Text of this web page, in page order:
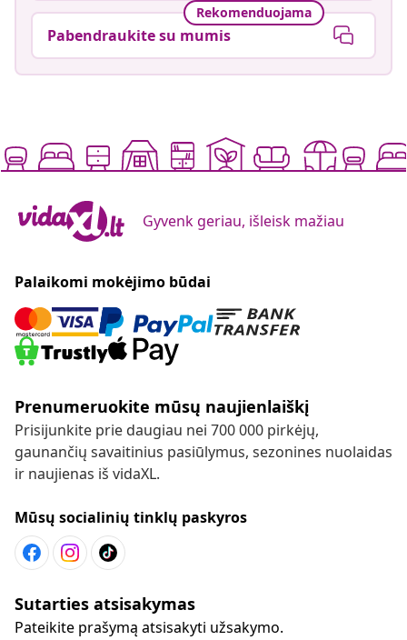
Rekomenduojama
Pabendraukite su mumis
Gyvenk geriau, išleisk mažiau
Palaikomi mokėjimo būdai
Prenumeruokite mūsų naujienlaiškį
Prisijunkite prie daugiau nei 700 000 pirkėjų,
gaunančių savaitinius pasiūlymus, sezonines nuolaidas
ir naujienas iš vidaXL.
Mūsų socialinių tinklų paskyros
Sutarties atsisakymas
Pateikite prašymą atsisakyti užsakymo.